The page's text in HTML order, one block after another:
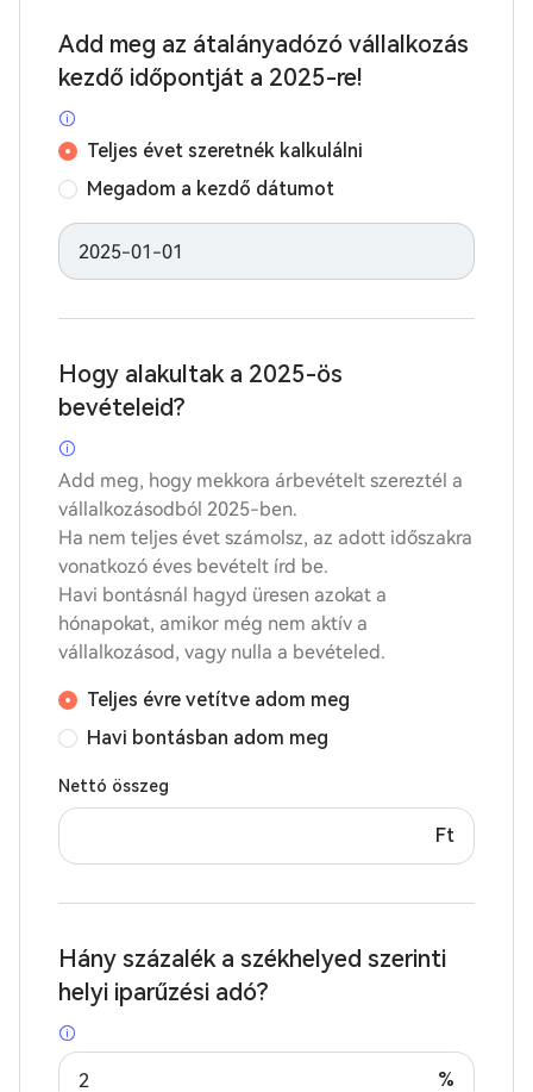
Add meg az átalányadózó vállalkozás
kezdő időpontját a 2025-re!
Teljes évet szeretnék kalkulálni
Megadom a kezdő dátumot
Hogy alakultak a 2025-ös
bevételeid?
Add meg, hogy mekkora árbevételt szereztél a
vállalkozásodból 2025-ben.
Ha nem teljes évet számolsz, az adott időszakra
vonatkozó éves bevételt írd be.
Havi bontásnál hagyd üresen azokat a
hónapokat, amikor még nem aktív a
vállalkozásod, vagy nulla a bevételed.
Teljes évre vetítve adom meg
Havi bontásban adom meg
Nettó összeg
Ft
Hány százalék a székhelyed szerinti
helyi iparűzési adó?
%